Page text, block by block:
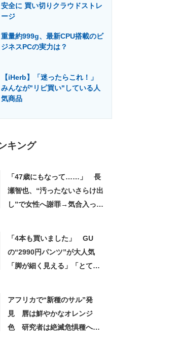
安全に 買い切りクラウドストレ
ージ
重量約999g、最新CPU搭載のビ
ジネスPCの実力は？
【iHerb】「迷ったらこれ！」
みんなが"リピ買い"している人
気商品
キング
「47歳にもなって……」 長
瀬智也、“汚ったないさらけ出
し”で女性へ謝罪→気合入った
「4本も買いました」 GU
の“2990円パンツ”が大人気
「脚が細く見える」「とても
アフリカで“新種のサル”発
見 唇は鮮やかなオレンジ
色 研究者は絶滅危惧種への